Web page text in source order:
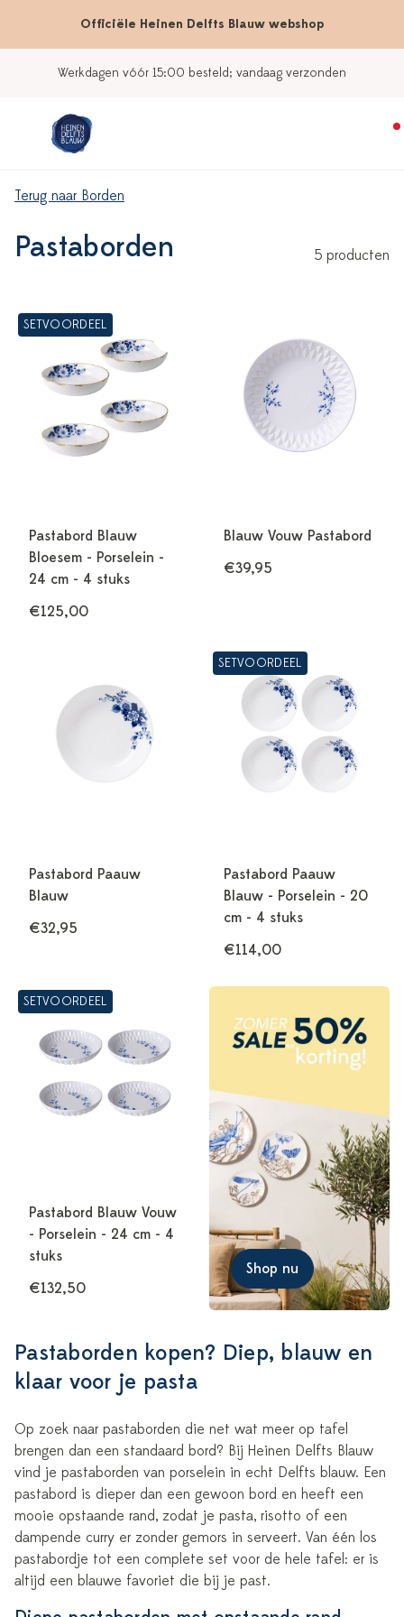
Officiële Heinen Delfts Blauw webshop
Werkdagen vóór 15:00 besteld; vandaag verzonden
Terug naar Borden
Pastaborden 5 producten
SETVOORDEEL
Pastabord Blauw
Bloesem - Porselein -
24 cm - 4 stuks
€125,00
Blauw Vouw Pastabord
€39,95
Pastabord Paauw
Blauw
€32,95
SETVOORDEEL
Pastabord Paauw
Blauw - Porselein - 20
cm - 4 stuks
€114,00
SETVOORDEEL
Pastabord Blauw Vouw
- Porselein - 24 cm - 4
stuks
€132,50
Shop nu
Pastaborden kopen? Diep, blauw en
klaar voor je pasta
Op zoek naar pastaborden die net wat meer op tafel
brengen dan een standaard bord? Bij Heinen Delfts Blauw
vind je pastaborden van porselein in echt Delfts blauw. Een
pastabord is dieper dan een gewoon bord en heeft een
mooie opstaande rand, zodat je pasta, risotto of een
dampende curry er zonder gemors in serveert. Van één los
pastabordje tot een complete set voor de hele tafel: er is
altijd een blauwe favoriet die bij je past.